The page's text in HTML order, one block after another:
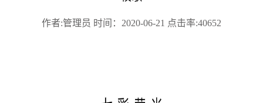
作者:管理员 时间：2020-06-21 点击率:40652